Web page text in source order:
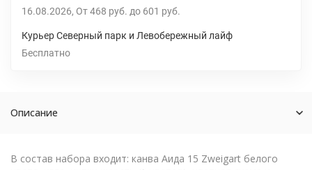
16.08.2026 От 468 руб. до 601 руб.
Курьер Северный парк и Левобережный лайф
Бесплатно
Описание
В состав набора входит: канва Аида 15 Zweigart белого